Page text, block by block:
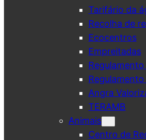
Tarifário da
Recolha de
Ecocentros
Empreitadas
Angra
TERAMB
Animais
Centro de